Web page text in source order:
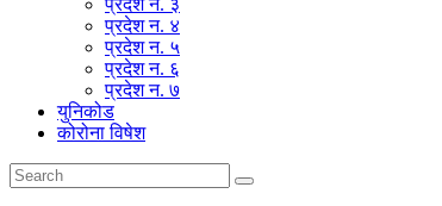
प्रदेश न. ३
प्रदेश न. ४
प्रदेश न. ५
प्रदेश न. ६
प्रदेश न. ७
युनिकोड
कोरोना विषेश